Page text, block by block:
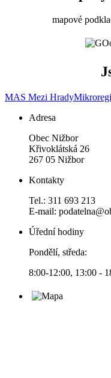
mapové
MAS Mezi Hrady
Adresa
Obec Nižbor
Křivoklátská 26
267 05 Nižbor
Kontakty
Tel.: 311 693 213
E-mail:
Úřední hodiny
Pondělí, středa:
8:00-12:00, 13:00 -